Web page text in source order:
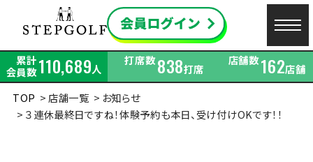
累計
会員数110,689人
打席数838打席
店舗数162店舗
TOP
店舗一覧
お知らせ
３連休最終日ですね！体験予約も本日、受け付けOKです！！